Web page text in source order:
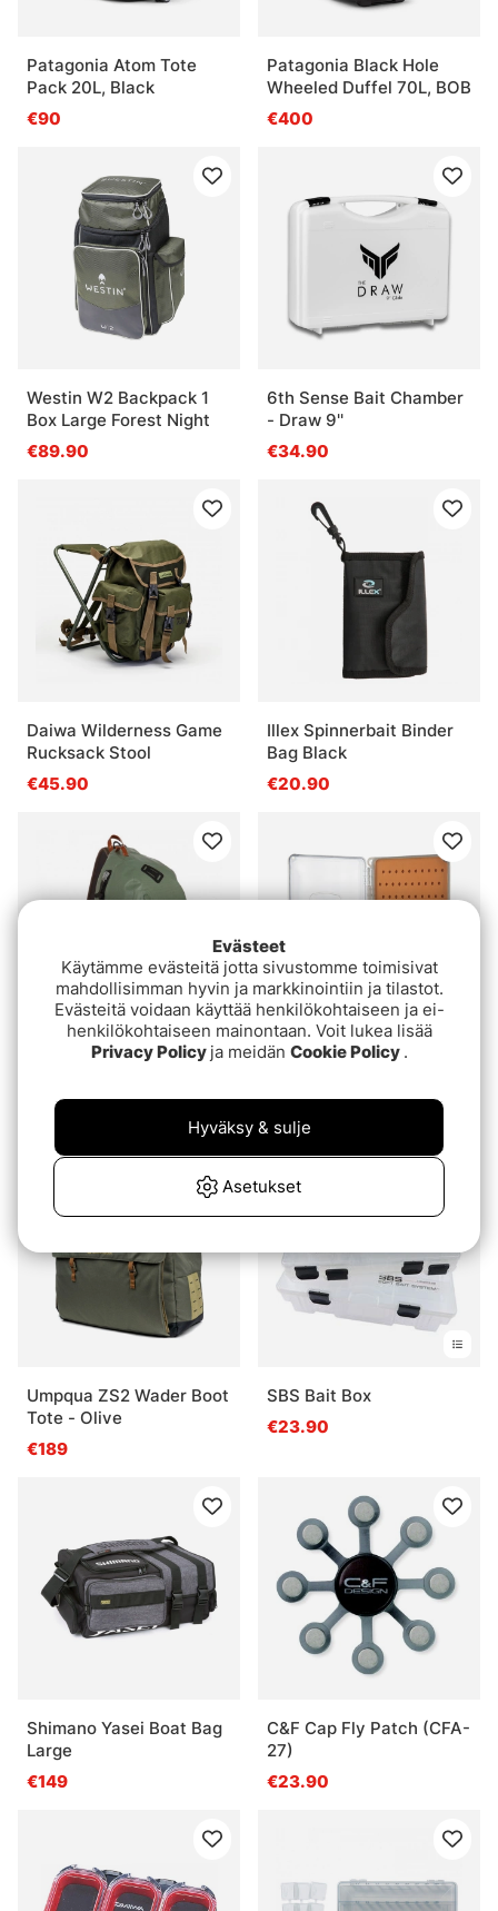
Patagonia Atom Tote
Pack 20L, Black
€90
Patagonia Black Hole
Wheeled Duffel 70L, BOB
€400
Westin W2 Backpack 1
Box Large Forest Night
€89.90
6th Sense Bait Chamber
- Draw 9''
€34.90
Daiwa Wilderness Game
Rucksack Stool
€45.90
Illex Spinnerbait Binder
Bag Black
€20.90
Fishpond Thunderhead
€299.95
Tacky Daypack Fly Box -
€24.95
Umpqua ZS2 Wader Boot
Tote - Olive
€189
SBS Bait Box
€23.90
Shimano Yasei Boat Bag
Large
€149
C&F Cap Fly Patch (CFA-
27)
€23.90
Evästeet
Käytämme evästeitä jotta sivustomme toimisivat
mahdollisimman hyvin ja markkinointiin ja tilastot.
Evästeitä voidaan käyttää henkilökohtaiseen ja ei-
henkilökohtaiseen mainontaan. Voit lukea lisää
Privacy Policy ja meidän Cookie Policy .
Asetukset
Hyväksy & sulje